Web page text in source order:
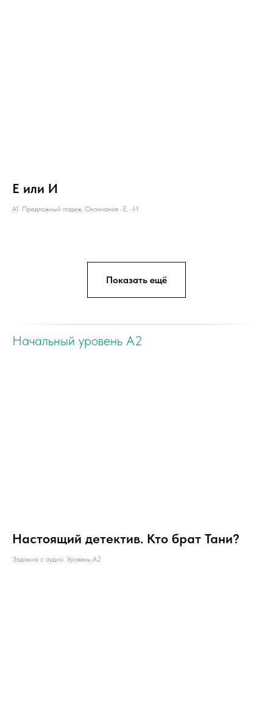
Е или И
А1. Предложный падеж. Окончания -Е, -И
Показать ещё
Начальный уровень А2
Настоящий детектив. Кто брат Тани?
Задание c аудио. Уровень А2